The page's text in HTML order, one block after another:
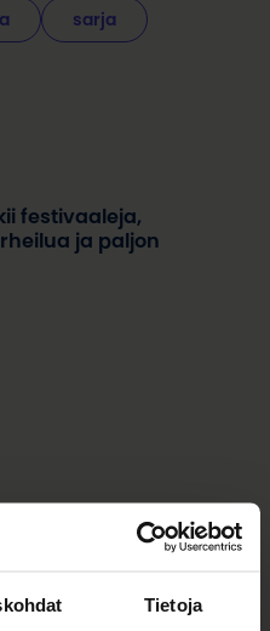
Tietoja
sarja
festivaaleja,
ja paljon